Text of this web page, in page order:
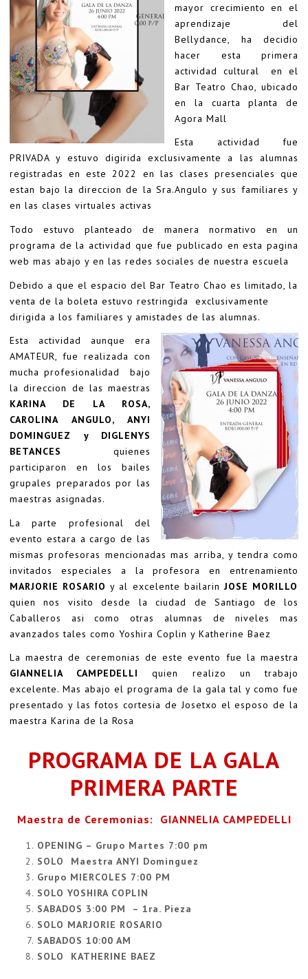
mayor crecimiento en el
aprendizaje del
Bellydance, ha decidio
hacer esta primera
actividad cultural en el
Bar Teatro Chao, ubicado
en la cuarta planta de
Agora Mall
Esta actividad fue
PRIVADA y estuvo digirida exclusivamente a las alumnas
registradas en este 2022 en las clases presenciales que
estan bajo la direccion de la Sra.Angulo y sus familiares y
en las clases virtuales activas
Todo estuvo planteado de manera normativo en un
programa de la actividad que fue publicado en esta pagina
web mas abajo y en las redes sociales de nuestra escuela
Debido a que el espacio del Bar Teatro Chao es limitado, la
venta de la boleta estuvo restringida exclusivamente
dirigida a los familiares y amistades de las alumnas.
Esta actividad aunque era
AMATEUR, fue realizada con
mucha profesionalidad bajo
la direccion de las maestras
KARINA DE LA ROSA,
CAROLINA ANGULO, ANYI
DOMINGUEZ y DIGLENYS
BETANCES
quienes
participaron en los bailes
grupales preparados por las
maestras asignadas.
La parte profesional del
evento estara a cargo de las
mismas profesoras mencionadas mas arriba, y tendra como
invitados especiales a la profesora en entrenamiento
MARJORIE ROSARIO y al excelente bailarin JOSE MORILLO
quien nos visito desde la ciudad de Santiago de los
Caballeros asi como otras alumnas de niveles mas
avanzados tales como Yoshira Coplin y Katherine Baez
La maestra de ceremonias de este evento fue la maestra
GIANNELIA CAMPEDELLI
quien realizo un trabajo
excelente. Mas abajo el programa de la gala tal y como fue
presentado y las fotos cortesia de Josetxo el esposo de la
maestra Karina de la Rosa
PROGRAMA DE LA GALA
PRIMERA PARTE
Maestra de Ceremonias: GIANNELIA CAMPEDELLI
OPENING – Grupo Martes 7:00 pm
SOLO Maestra ANYI Dominguez
Grupo MIERCOLES 7:00 PM
SOLO YOSHIRA COPLIN
SABADOS 3:00 PM – 1ra. Pieza
SOLO MARJORIE ROSARIO
SABADOS 10:00 AM
SOLO KATHERINE BAEZ